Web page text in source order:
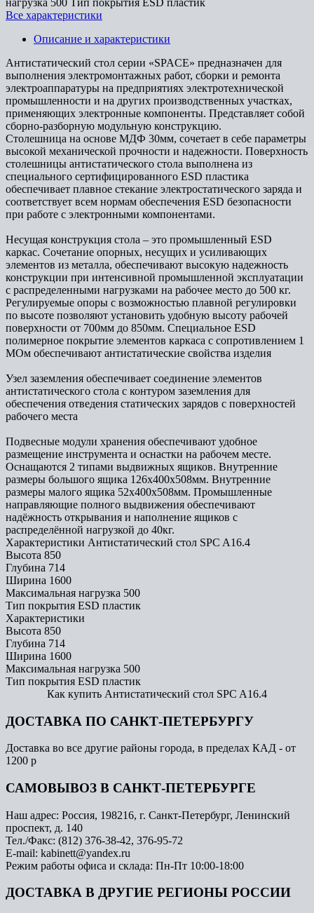
Все характеристики
Описание и характеристики
Антистатический стол серии «SPACE» предназначен для
выполнения электромонтажных работ, сборки и ремонта
электроаппаратуры на предприятиях электротехнической
промышленности и на других производственных участках,
применяющих электронные компоненты. Представляет собой
сборно-разборную модульную конструкцию.
Столешница на основе МДФ 30мм, сочетает в себе параметры
высокой механической прочности и надежности. Поверхность
столешницы антистатического стола выполнена из
специального сертифицированного ESD пластика
обеспечивает плавное стекание электростатического заряда и
соответствует всем нормам обеспечения ESD безопасности
при работе с электронными компонентами.
Несущая конструкция стола – это промышленный ESD
каркас. Сочетание опорных, несущих и усиливающих
элементов из металла, обеспечивают высокую надежность
конструкции при интенсивной промышленной эксплуатации
с распределенными нагрузками на рабочее место до 500 кг.
Регулируемые опоры с возможностью плавной регулировки
по высоте позволяют установить удобную высоту рабочей
поверхности от 700мм до 850мм. Специальное ESD
полимерное покрытие элементов каркаса с сопротивлением 1
МОм обеспечивают антистатические свойства изделия
Узел заземления обеспечивает соединение элементов
антистатического стола с контуром заземления для
обеспечения отведения статических зарядов с поверхностей
рабочего места
Подвесные модули хранения обеспечивают удобное
размещение инструмента и оснастки на рабочем месте.
Оснащаются 2 типами выдвижных ящиков. Внутренние
размеры большого ящика 126х400х508мм. Внутренние
размеры малого ящика 52х400х508мм. Промышленные
направляющие полного выдвижения обеспечивают
надёжность открывания и наполнение ящиков с
распределённой нагрузкой до 40кг.
Характеристики Антистатический стол SPC A16.4
Высота 850
Глубина 714
Ширина 1600
Максимальная нагрузка 500
Тип покрытия ESD пластик
Характеристики
Высота 850
Глубина 714
Ширина 1600
Максимальная нагрузка 500
Тип покрытия ESD пластик
Как купить Антистатический стол SPC A16.4
ДОСТАВКА ПО САНКТ-ПЕТЕРБУРГУ
Доставка во все другие районы города, в пределах КАД - от
1200 р
САМОВЫВОЗ В САНКТ-ПЕТЕРБУРГЕ
Наш адрес: Россия, 198216, г. Санкт-Петербург, Ленинский
проспект, д. 140
Тел./Факс: (812) 376-38-42, 376-95-72
E-mail: kabinett@yandex.ru
Режим работы офиса и склада: Пн-Пт 10:00-18:00
ДОСТАВКА В ДРУГИЕ РЕГИОНЫ РОССИИ